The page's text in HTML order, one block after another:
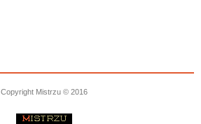
Copyright Mistrzu © 2016